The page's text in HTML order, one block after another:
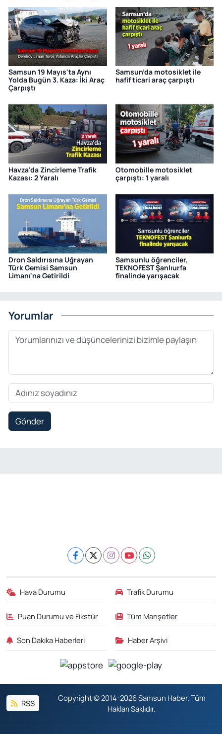
Samsun 19 Mayıs'ta Aynı
Yolda Bugün 3. Kaza: İki Araç
Çarpıştı
Samsun’da motosiklet ile
hafif ticari araç çarpıştı
Havza'da Zincirleme Trafik
Kazası: 2 Yaralı
Otomobille motosiklet
çarpıştı: 1 yaralı
Dron Saldırısına Uğrayan
Türk Gemisi Samsun
Limanı'na Getirildi
Samsunlu öğrenciler,
TEKNOFEST Şanlıurfa
finalinde yarışacak
Yorumlar
Gönder
Hava Durumu Trafik Durumu
Puan Durumu ve Fikstür Tüm Manşetler
Son Dakika Haberleri Haber Arşivi
RSS
Copyright © 2014-2026 Samsun Haber. Tüm
Hakları Saklıdır.